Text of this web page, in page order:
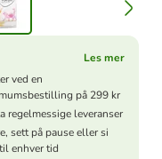
Les mer
ved en
på 299 kr
regelmessige leveranser
sett på pause eller si
enhver tid